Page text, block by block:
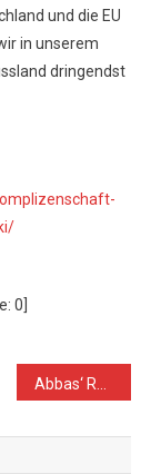
und die EU
in unserem
dringendst
0
Abbas‘ Rede vor der UNO und der Zusammenbruch der palästinensischen Politik